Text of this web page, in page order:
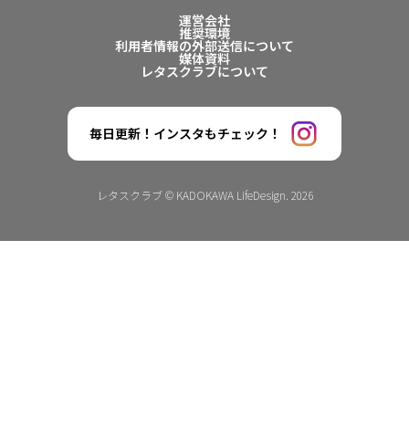
運営会社
推奨環境
利用者情報の外部送信について
媒体資料
レタスクラブについて
毎日更新！インスタもチェック！
レタスクラブ © KADOKAWA LifeDesign. 2026